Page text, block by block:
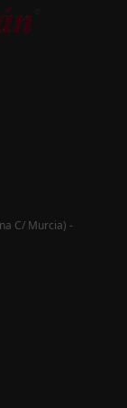
C/ Murcia) -